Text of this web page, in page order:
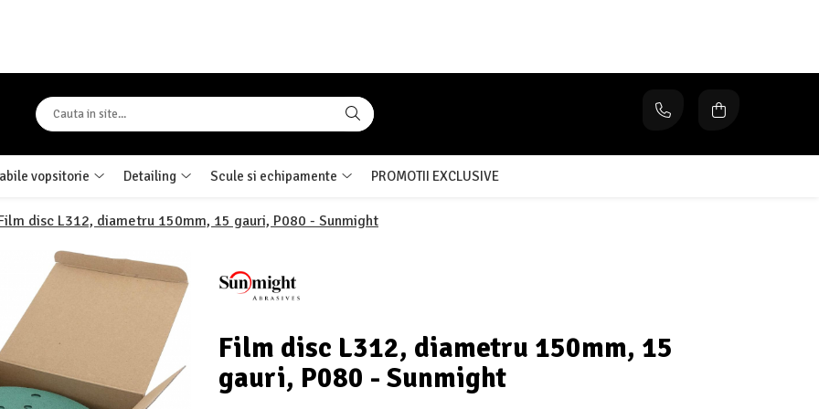
vopsitorie Detailing Scule si echipamente PROMOTII EXCLUSIVE
disc L312, diametru 150mm, 15 gauri, P080 - Sunmight
Film disc L312, diametru 150mm, 15
gauri, P080 - Sunmight